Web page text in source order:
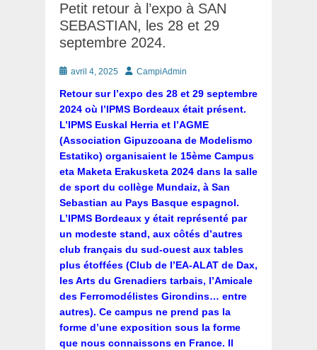
Petit retour à l’expo à SAN
SEBASTIAN, les 28 et 29
septembre 2024.
Postéavril 4, 2025 AuteurCampiAdmin
Retour sur l’expo des 28 et 29 septembre
2024 où l’IPMS Bordeaux était présent.
L’IPMS Euskal Herria et l’AGME
(Association Gipuzcoana de Modelismo
Estatiko) organisaient le 15ème Campus
eta Maketa Erakusketa 2024 dans la salle
de sport du collège Mundaiz, à San
Sebastian au Pays Basque espagnol.
L’IPMS Bordeaux y était représenté par
un modeste stand, aux côtés d’autres
club français du sud-ouest aux tables
plus étoffées (Club de l’EA-ALAT de Dax,
les Arts du Grenadiers tarbais, l’Amicale
des Ferromodélistes Girondins… entre
autres). Ce campus ne prend pas la
forme d’une exposition sous la forme
que nous connaissons en France. Il